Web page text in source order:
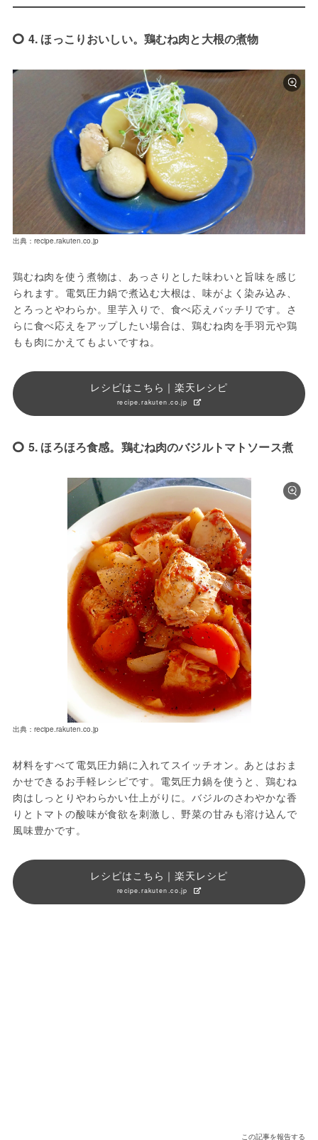
4. ほっこりおいしい。鶏むね肉と大根の煮物
出典：recipe.rakuten.co.jp
鶏むね肉を使う煮物は、あっさりとした味わいと旨味を感じ
られます。電気圧力鍋で煮込む大根は、味がよく染み込み、
とろっとやわらか。里芋入りで、食べ応えバッチリです。さ
らに食べ応えをアップしたい場合は、鶏むね肉を手羽元や鶏
もも肉にかえてもよいですね。
レシピはこちら｜楽天レシピ
recipe.rakuten.co.jp
5. ほろほろ食感。鶏むね肉のバジルトマトソース煮
出典：recipe.rakuten.co.jp
材料をすべて電気圧力鍋に入れてスイッチオン。あとはおま
かせできるお手軽レシピです。電気圧力鍋を使うと、鶏むね
肉はしっとりやわらかい仕上がりに。バジルのさわやかな香
りとトマトの酸味が食欲を刺激し、野菜の甘みも溶け込んで
風味豊かです。
レシピはこちら｜楽天レシピ
recipe.rakuten.co.jp
この記事を報告する